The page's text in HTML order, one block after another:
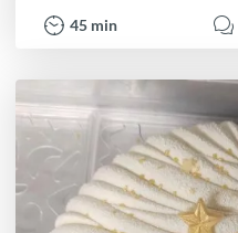
45 min